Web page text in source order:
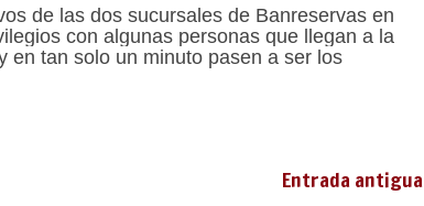
de las dos sucursales de Banreservas en
con algunas personas que llegan a la
en tan solo un minuto pasen a ser los
Entrada antigua